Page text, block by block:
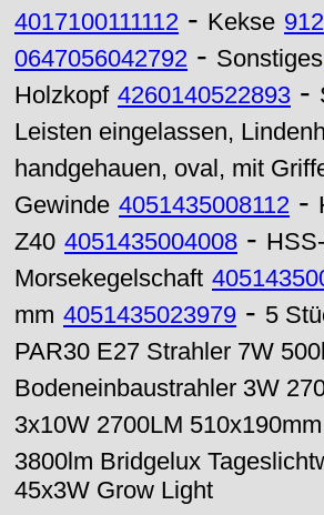
4017100111112 - Kekse
0647056042792 - Sonstiges
Holzkopf 4260140522893 -
Leisten eingelassen,
handgehauen, oval, mit
Gewinde 4051435008112 -
Z40 4051435004008 -
Morsekegelschaft
mm 4051435023979 - 5
PAR30 E27 Strahler 7W
Bodeneinbaustrahler 3W
3x10W 2700LM
3800lm Bridgelux
45x3W Grow Light